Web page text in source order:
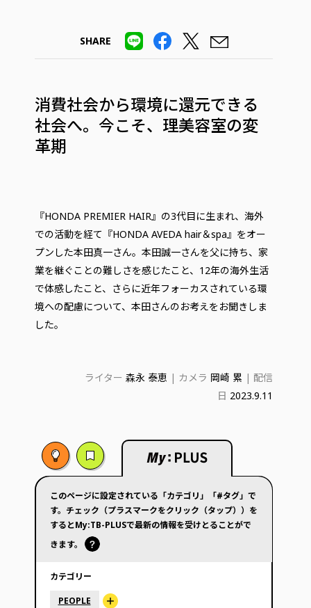
SHARE
消費社会から環境に還元できる
社会へ。今こそ、理美容室の変
革期
『HONDA PREMIER HAIR』の3代目に生まれ、海外
での活動を経て『HONDA AVEDA hair＆spa』をオー
プンした本田真一さん。本田誠一さんを父に持ち、家
業を継ぐことの難しさを感じたこと、12年の海外生活
で体感したこと、さらに近年フォーカスされている環
境への配慮について、本田さんのお考えをお聞きしま
した。
ライター 森永 泰恵 | カメラ 岡崎 累 | 配信
日 2023.9.11
このページに設定されている「カテゴリ」「#タグ」で
す。チェック（プラスマークをクリック（タップ））を
するとMy:TB-PLUSで最新の情報を受けとることがで
きます。
カテゴリー
PEOPLE